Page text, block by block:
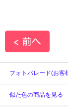
フォトパレード(お客
似た色の商品を見る